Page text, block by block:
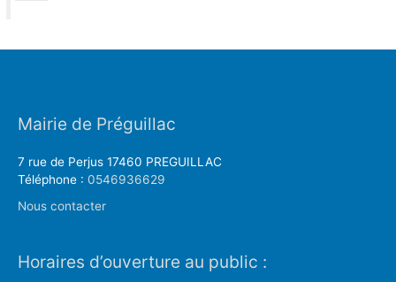
Mairie de Préguillac
7 rue de Perjus 17460 PREGUILLAC
Téléphone : 0546936629
Nous contacter
Horaires d’ouverture au public :